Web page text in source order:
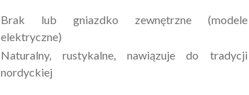
Brak lub gniazdko zewnętrzne (modele
elektryczne)
Naturalny, rustykalne, nawiązuje do tradycji
nordyckiej